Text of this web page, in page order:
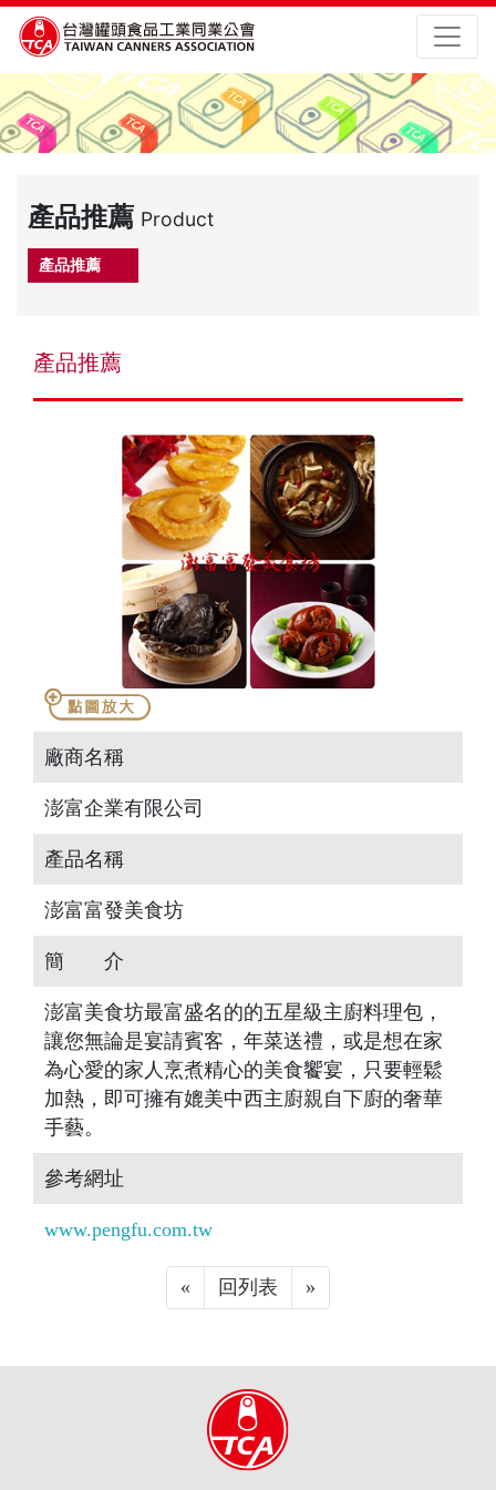
產品推薦 Product
產品推薦
產品推薦
廠商名稱
澎富企業有限公司
產品名稱
澎富富發美食坊
簡 介
澎富美食坊最富盛名的的五星級主廚料理包，
讓您無論是宴請賓客，年菜送禮，或是想在家
為心愛的家人烹煮精心的美食饗宴，只要輕鬆
加熱，即可擁有媲美中西主廚親自下廚的奢華
手藝。
參考網址
www.pengfu.com.tw
« Previous
回列表 »